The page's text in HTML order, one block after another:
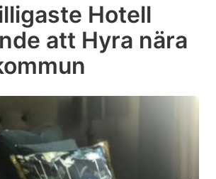
a
date.
key
to
Hotell
att Hyra nära